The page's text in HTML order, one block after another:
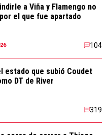
a Viña y Flamengo no
el que fue apartado
104
estado que subió Coudet
DT de River
319